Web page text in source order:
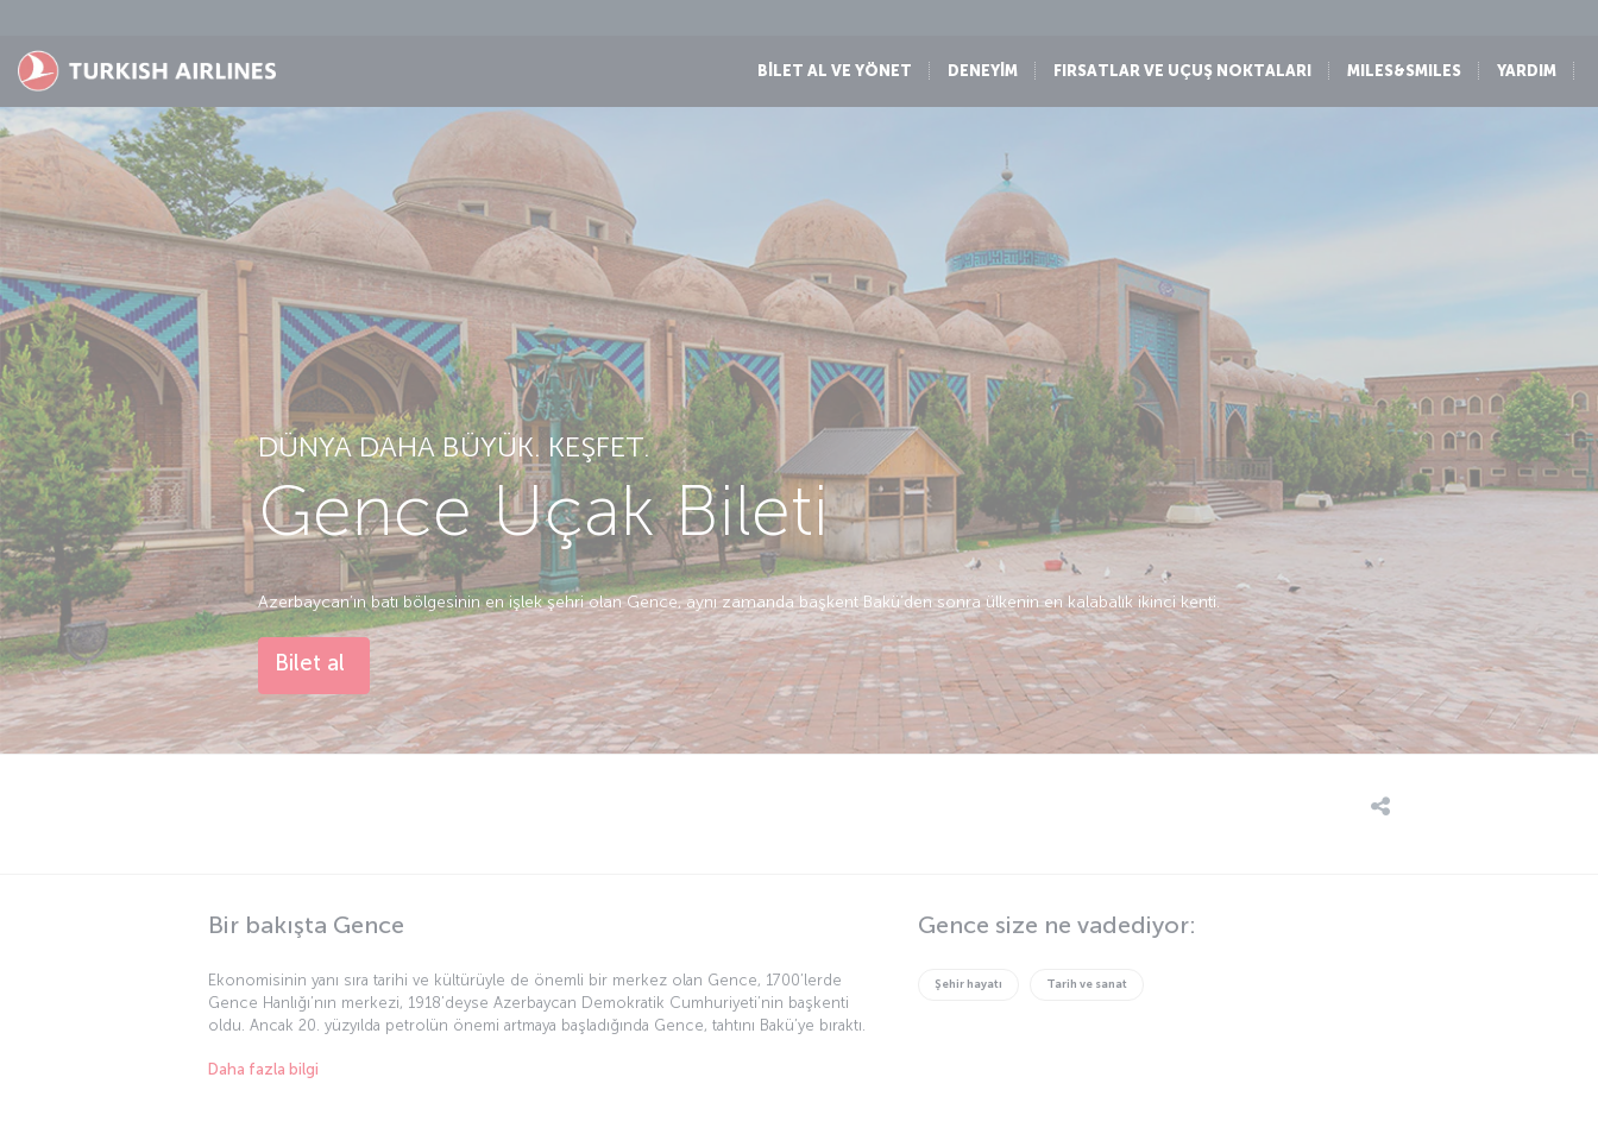
BİLET AL VE YÖNET DENEYİM FIRSATLAR VE UÇUŞ NOKTALARI MILES&SMILES YARDIM
DÜNYA DAHA BÜYÜK. KEŞFET.
Gence Uçak Bileti
Azerbaycan’ın batı bölgesinin en işlek şehri olan Gence, aynı zamanda başkent Bakü’den sonra ülkenin en kalabalık ikinci kenti.
Bilet al
Bir bakışta Gence
Ekonomisinin yanı sıra tarihi ve kültürüyle de önemli bir merkez olan Gence, 1700’lerde
Gence Hanlığı’nın merkezi, 1918’deyse Azerbaycan Demokratik Cumhuriyeti’nin başkenti
oldu. Ancak 20. yüzyılda petrolün önemi artmaya başladığında Gence, tahtını Bakü’ye bıraktı.
ismi “Elizavetpol” olarak değiştirildi. SSCB döneminde “Kirovabad” olarak da bilinen kent,
Daha fazla bilgi
Gence size ne vadediyor:
Şehir hayatı Tarih ve sanat